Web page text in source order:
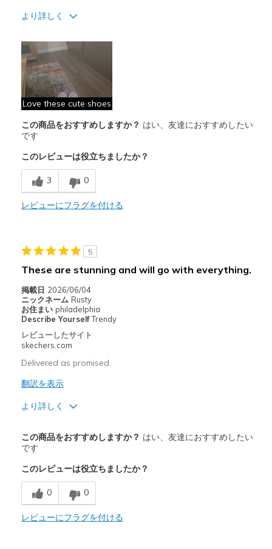
より詳しく
Attractive Design
Breathe Well
Comfortable
Durable
以下に最適
Casual Wear
Width
Sizing
View On Shoes
I'm Really Into Shoes
Love these cute shoes
この商品をおすすめしますか？ はい、友達におすすめしたい
です
このレビューは役立ちましたか？
3 0
レビューにフラグを付ける
5
These are stunning and will go with everything.
掲載日 2026/06/04
ニックネーム Rusty
お住まい philadelphia
Describe YourselfTrendy
レビューしたサイト
skechers.com
Delivered as promised.
翻訳を表示
より詳しく
Attractive Design
Comfortable
Stylish
以下に最適
この商品をおすすめしますか？ はい、友達におすすめしたい
です
このレビューは役立ちましたか？
0 0
レビューにフラグを付ける